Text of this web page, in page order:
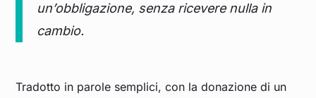
un’obbligazione, senza ricevere nulla in
cambio.
Tradotto in parole semplici, con la donazione di un